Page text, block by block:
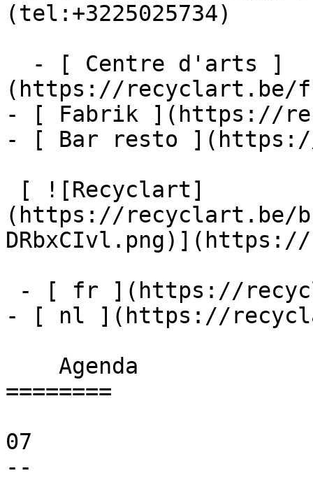
(tel:+3225025734)
(https://recyclart.be/
- [ Fabrik ](https://
- [ Bar resto
(https://recyclart.be/
- [ nl ](https://
========
07
--